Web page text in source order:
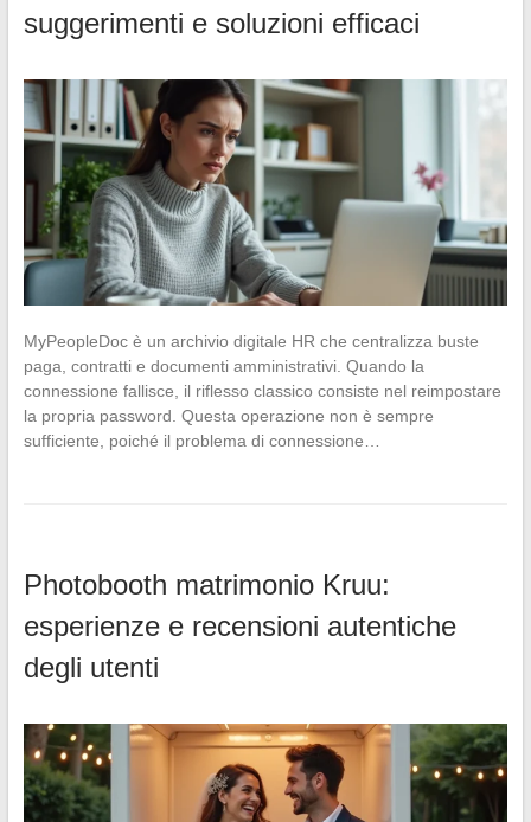
suggerimenti e soluzioni efficaci
MyPeopleDoc è un archivio digitale HR che centralizza buste
paga, contratti e documenti amministrativi. Quando la
connessione fallisce, il riflesso classico consiste nel reimpostare
la propria password. Questa operazione non è sempre
sufficiente, poiché il problema di connessione…
Photobooth matrimonio Kruu:
esperienze e recensioni autentiche
degli utenti